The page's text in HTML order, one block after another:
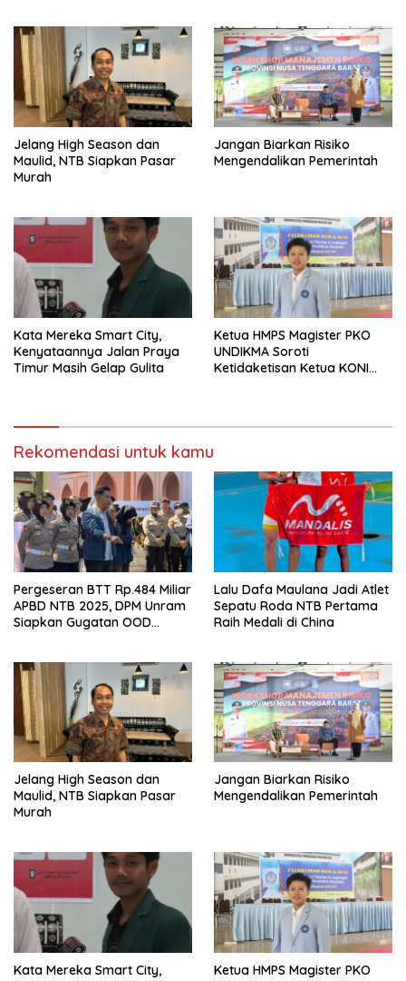
Jelang High Season dan
Maulid, NTB Siapkan Pasar
Murah
Jangan Biarkan Risiko
Mengendalikan Pemerintah
Kata Mereka Smart City,
Kenyataannya Jalan Praya
Timur Masih Gelap Gulita
Ketua HMPS Magister PKO
UNDIKMA Soroti
Ketidaketisan Ketua KONI
Rekomendasi untuk kamu
Pergeseran BTT Rp.484 Miliar
APBD NTB 2025, DPM Unram
Siapkan Gugatan OOD
Lalu Dafa Maulana Jadi Atlet
Sepatu Roda NTB Pertama
Raih Medali di China
Jelang High Season dan
Maulid, NTB Siapkan Pasar
Murah
Jangan Biarkan Risiko
Mengendalikan Pemerintah
Kata Mereka Smart City,
Ketua HMPS Magister PKO